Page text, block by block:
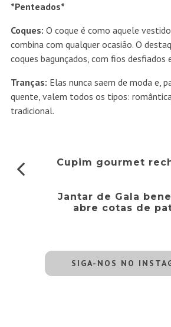
*Penteados*
Coques: O coque é como aquele
combina com qualquer ocasião. O
coques bagunçados, com fios desfiados
Tranças: Elas nunca saem de moda e,
quente, valem todos os tipos:
tradicional.
Cupim gourmet
Jantar de Gala
abre cotas de
SIGA-NOS NO